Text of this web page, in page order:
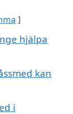
hjälpa
kan
i